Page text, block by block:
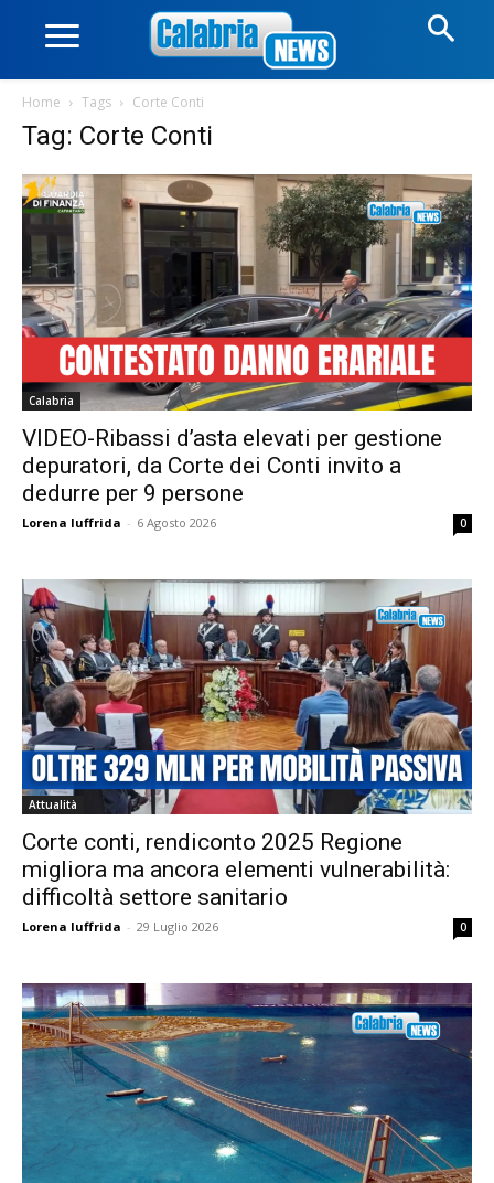
Home Tags Corte Conti
Tag: Corte Conti
Calabria
VIDEO-Ribassi d’asta elevati per gestione
depuratori, da Corte dei Conti invito a
dedurre per 9 persone
Lorena Iuffrida - 6 Agosto 2026 0
Attualità
Corte conti, rendiconto 2025 Regione
migliora ma ancora elementi vulnerabilità:
difficoltà settore sanitario
Lorena Iuffrida - 29 Luglio 2026 0